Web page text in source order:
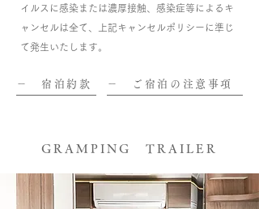
イルスに感染または濃厚接触、感染症等によるキ
ャンセルは全て、上記キャンセルポリシーに準じ
て発生いたします。
－ 宿泊約款 － ご宿泊の注意事項
GRAMPING TRAILER